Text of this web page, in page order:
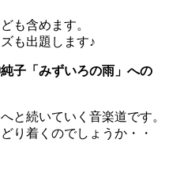
も含めます。
も出題します♪
子「みずいろの雨」への
へと続いていく音楽道です。
り着くのでしょうか・・